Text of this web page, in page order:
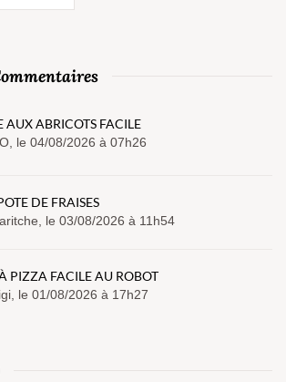
AUX ABRICOTS FACILE
le 04/08/2026 à 07h26
DE FRAISES
le 03/08/2026 à 11h54
PIZZA FACILE AU ROBOT
le 01/08/2026 à 17h27